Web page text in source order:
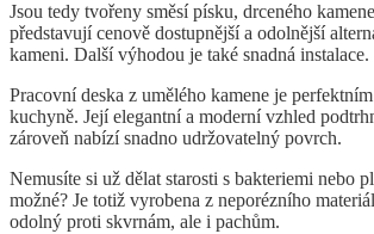
Jsou tedy tvořeny směsí písku, drceného
představují cenově dostupnější a odolnější
kameni. Další výhodou je také snadná instalace.
Pracovní deska z umělého kamene je
kuchyně. Její elegantní a moderní vzhled
zároveň nabízí snadno udržovatelný povrch.
Nemusíte si už dělat starosti s bakteriemi nebo
možné? Je totiž vyrobena z neporézního
odolný proti skvrnám, ale i pachům.